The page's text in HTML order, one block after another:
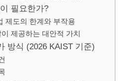
필요한가?
제도의 한계와 부작용
제공하는 대안적 가치
방식 (2026 KAIST 기준)